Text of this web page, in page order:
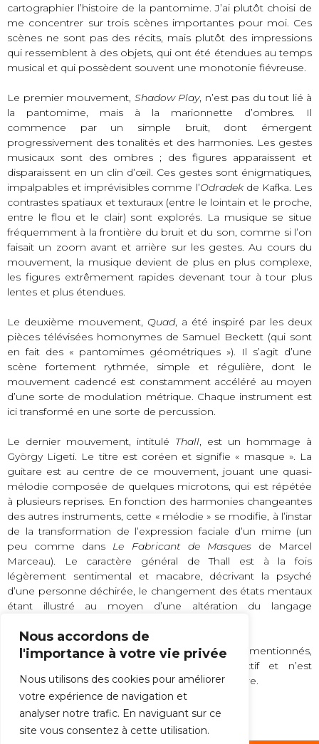
Nous accordons de
l'importance à votre vie privée
Nous utilisons des cookies pour améliorer
votre expérience de navigation et
analyser notre trafic. En naviguant sur ce
site vous consentez à cette utilisation.
cartographier l’histoire de la pantomime. J’ai plutôt choisi de
me concentrer sur trois scènes importantes pour moi. Ces
scènes ne sont pas des récits, mais plutôt des impressions
qui ressemblent à des objets, qui ont été étendues au temps
musical et qui possèdent souvent une monotonie fiévreuse.
Le premier mouvement, Shadow Play, n’est pas du tout lié à
la pantomime, mais à la marionnette d’ombres. Il
commence par un simple bruit, dont émergent
progressivement des tonalités et des harmonies. Les gestes
musicaux sont des ombres ; des figures apparaissent et
disparaissent en un clin d’œil. Ces gestes sont énigmatiques,
impalpables et imprévisibles comme l’Odradekde Kafka. Les
contrastes spatiaux et texturaux (entre le lointain et le proche,
entre le flou et le clair) sont explorés. La musique se situe
fréquemment à la frontière du bruit et du son, comme si l’on
faisait un zoom avant et arrière sur les gestes. Au cours du
mouvement, la musique devient de plus en plus complexe,
les figures extrêmement rapides devenant tour à tour plus
lentes et plus étendues.
Le deuxième mouvement, Quad, a été inspiré par les deux
pièces télévisées homonymes de Samuel Beckett (qui sont
en fait des « pantomimes géométriques »). Il s’agit d’une
scène fortement rythmée, simple et régulière, dont le
mouvement cadencé est constamment accéléré au moyen
d’une sorte de modulation métrique. Chaque instrument est
ici transformé en une sorte de percussion.
Le dernier mouvement, intitulé Thall, est un hommage à
György Ligeti. Le titre est coréen et signifie « masque ». La
guitare est au centre de ce mouvement, jouant une quasi-
mélodie composée de quelques microtons, qui est répétée
à plusieurs reprises. En fonction des harmonies changeantes
des autres instruments, cette « mélodie » se modifie, à l’instar
de la transformation de l’expression faciale d’un mime (un
peu comme dans Le Fabricant de Masquesde Marcel
Marceau). Le caractère général de Thall est à la fois
légèrement sentimental et macabre, décrivant la psyché
d’une personne déchirée, le changement des états mentaux
étant illustré au moyen d’une altération du langage
Malgré toutes les références et tous les stimuli mentionnés,
est très abstrait et subjectif et n’est
certainement pas un programme musical littéraire.
Unsuk Chin, 2012.